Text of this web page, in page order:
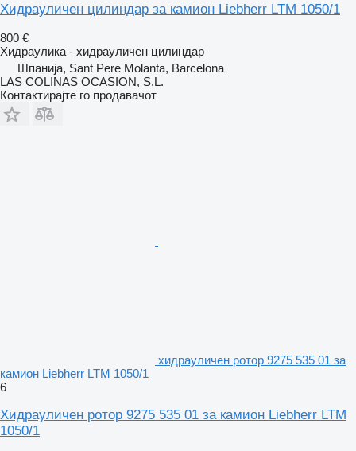
Хидрауличен цилиндар за камион Liebherr LTM 1050/1
800 €
Хидраулика - хидрауличен цилиндар
Шпанија, Sant Pere Molanta, Barcelona
LAS COLINAS OCASION, S.L.
Контактирајте го продавачот
хидрауличен ротор 9275 535 01 за
камион Liebherr LTM 1050/1
6
Хидрауличен ротор 9275 535 01 за камион Liebherr LTM
1050/1